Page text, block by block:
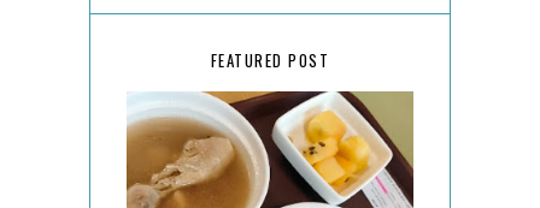
FEATURED POST